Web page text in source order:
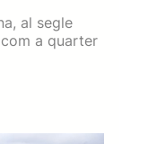
al segle
a quarter